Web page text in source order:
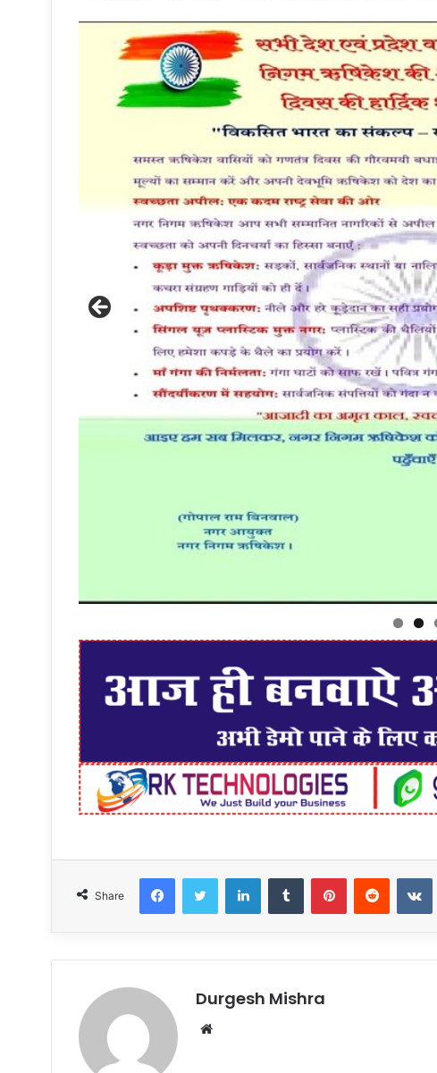
Share
FacebookTwitterLinkedInTumblrPinterestReddit
Durgesh Mishra
Website